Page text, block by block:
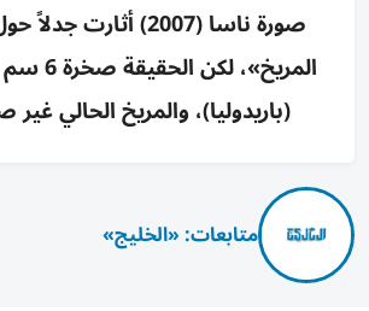
صورة ناسا (2007)
(باريدوليا)، والمريخ الحالي غير
متابعات: «الخليج»